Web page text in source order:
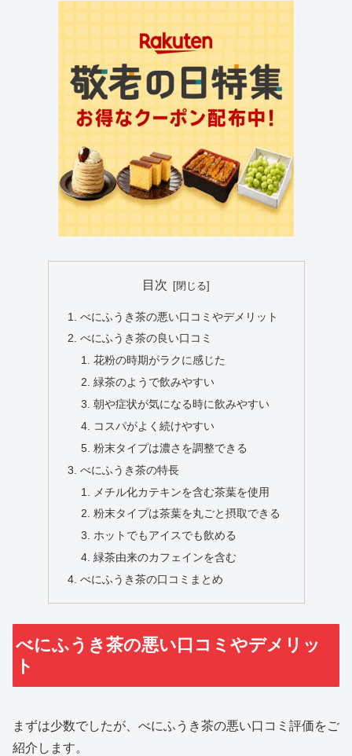
目次
べにふうき茶の悪い口コミやデメリット
べにふうき茶の良い口コミ
花粉の時期がラクに感じた
緑茶のようで飲みやすい
朝や症状が気になる時に飲みやすい
コスパがよく続けやすい
粉末タイプは濃さを調整できる
べにふうき茶の特長
メチル化カテキンを含む茶葉を使用
粉末タイプは茶葉を丸ごと摂取できる
ホットでもアイスでも飲める
緑茶由来のカフェインを含む
べにふうき茶の口コミまとめ
べにふうき茶の悪い口コミやデメリッ
ト
まずは少数でしたが、べにふうき茶の悪い口コミ評価をご
紹介します。